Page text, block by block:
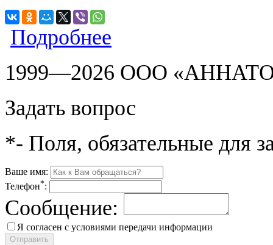
Подробнее
1999—2026 ООО
Задать вопрос
*- Поля, обязательные для
Ваше имя:
Телефон*:
Сообщение:
Я согласен с условиями передачи информации
Отправить